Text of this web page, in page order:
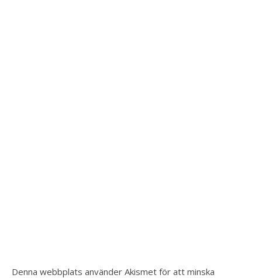
Denna webbplats använder Akismet för att minska